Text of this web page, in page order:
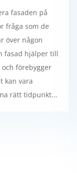
fasaden på
fråga som de
över någon
fasad hjälper till
förebygger
kan vara
rätt tidpunkt...